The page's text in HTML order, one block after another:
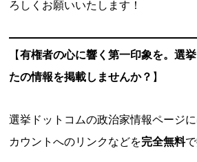
ろしくお願いいたします！
【有権者の心に響く第一印象を。選
たの情報を掲載しませんか？ 】
選挙ドットコムの政治家情報ページ
カウントへのリンクなどを完全無料